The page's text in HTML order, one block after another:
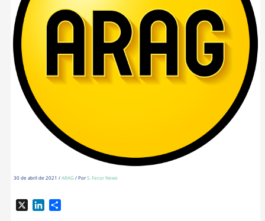
30 de abril de 2021 /ARAG/ PorS. Fecor News
X
L
C